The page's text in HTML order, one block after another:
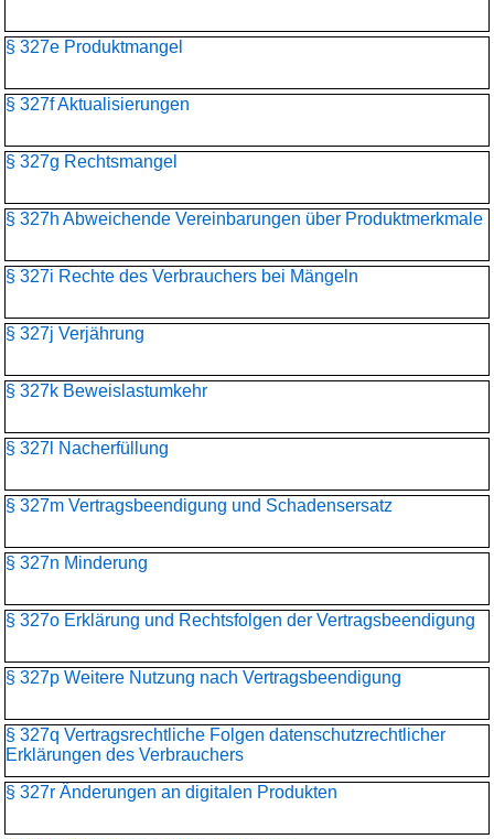
§ 327e Produktmangel
§ 327f Aktualisierungen
§ 327g Rechtsmangel
§ 327h Abweichende Vereinbarungen über Produktmerkmale
§ 327i Rechte des Verbrauchers bei Mängeln
§ 327j Verjährung
§ 327k Beweislastumkehr
§ 327l Nacherfüllung
§ 327m Vertragsbeendigung und Schadensersatz
§ 327n Minderung
§ 327o Erklärung und Rechtsfolgen der Vertragsbeendigung
§ 327p Weitere Nutzung nach Vertragsbeendigung
§ 327q Vertragsrechtliche Folgen datenschutzrechtlicher
Erklärungen des Verbrauchers
§ 327r Änderungen an digitalen Produkten